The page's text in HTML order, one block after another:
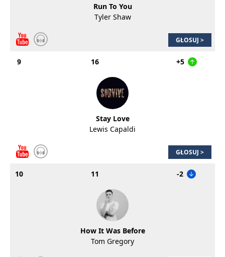
Run To You
Tyler Shaw
GŁOSUJ >
9 16 +5
Stay Love
Lewis Capaldi
GŁOSUJ >
10 11 -2
How It Was Before
Tom Gregory